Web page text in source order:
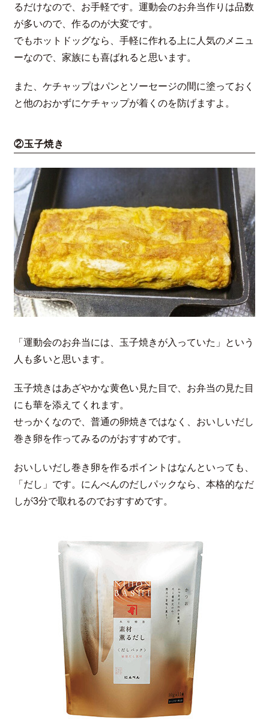
るだけなので、お手軽です。運動会のお弁当作りは品数
が多いので、作るのが大変です。
でもホットドッグなら、手軽に作れる上に人気のメニュ
ーなので、家族にも喜ばれると思います。
また、ケチャップはパンとソーセージの間に塗っておく
と他のおかずにケチャップが着くのを防げますよ。
②玉子焼き
「運動会のお弁当には、玉子焼きが入っていた」という
人も多いと思います。
玉子焼きはあざやかな黄色い見た目で、お弁当の見た目
にも華を添えてくれます。
せっかくなので、普通の卵焼きではなく、おいしいだし
巻き卵を作ってみるのがおすすめです。
おいしいだし巻き卵を作るポイントはなんといっても、
「だし」です。にんべんのだしパックなら、本格的なだ
しが3分で取れるのでおすすめです。